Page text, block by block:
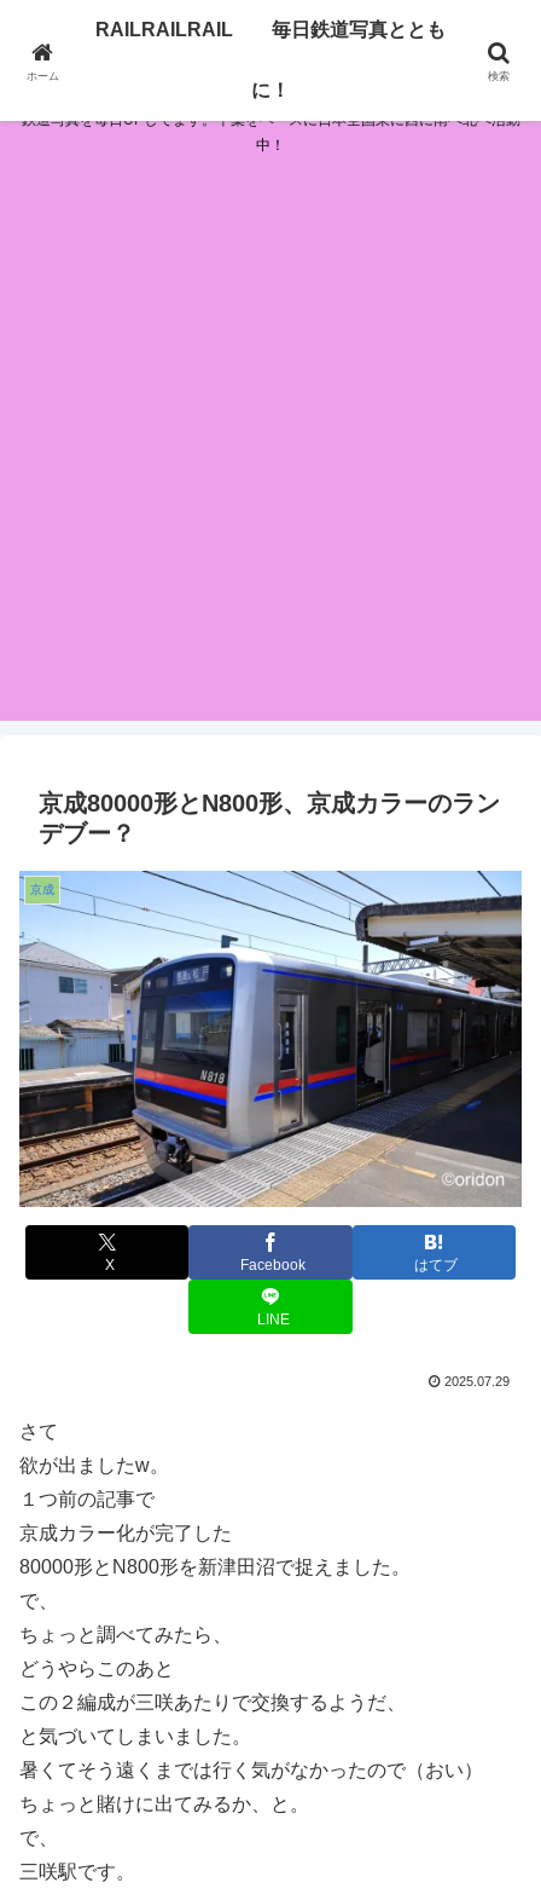
RAILRAILRAIL 毎日鉄道写真とともに！
鉄道写真を毎日UPしてます。千葉をベースに日本全国東に西に南へ北へ活動
中！
京成80000形とN800形、京成カラーのラン
デブー？
京成
X Facebook はてブ
LINE
2025.07.29
さて
欲が出ましたw。
１つ前の記事で
京成カラー化が完了した
80000形とN800形を新津田沼で捉えました。
で、
ちょっと調べてみたら、
どうやらこのあと
この２編成が三咲あたりで交換するようだ、
と気づいてしまいました。
暑くてそう遠くまでは行く気がなかったので（おい）
ちょっと賭けに出てみるか、と。
で、
三咲駅です。
ホーム
RAILRAILRAIL 毎日鉄道写真ととも
に！
検索